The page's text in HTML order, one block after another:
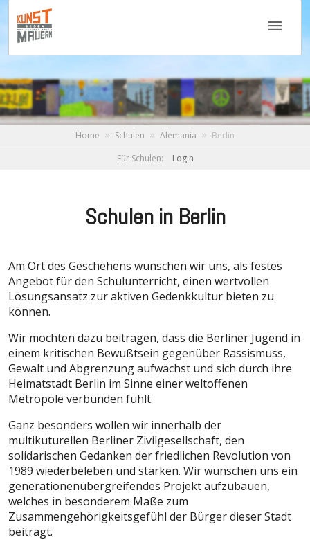
Home Schulen Alemania
Berlin
Für Schulen:
Login
Schulen in Berlin
Am Ort des Geschehens wünschen wir uns, als festes
Angebot für den Schulunterricht, einen wertvollen
Lösungsansatz zur aktiven Gedenkkultur bieten zu
können.
Wir möchten dazu beitragen, dass die Berliner Jugend in
einem kritischen Bewußtsein gegenüber Rassismuss,
Gewalt und Abgrenzung aufwächst und sich durch ihre
Heimatstadt Berlin im Sinne einer weltoffenen
Metropole verbunden fühlt.
Ganz besonders wollen wir innerhalb der
multikuturellen Berliner Zivilgesellschaft, den
solidarischen Gedanken der friedlichen Revolution von
1989 wiederbeleben und stärken. Wir wünschen uns ein
generationenübergreifendes Projekt aufzubauen,
welches in besonderem Maße zum
Zusammengehörigkeitsgefühl der Bürger dieser Stadt
beiträgt.